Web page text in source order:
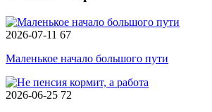
2026-07-11 67
Маленькое начало большого пути
2026-06-25 72